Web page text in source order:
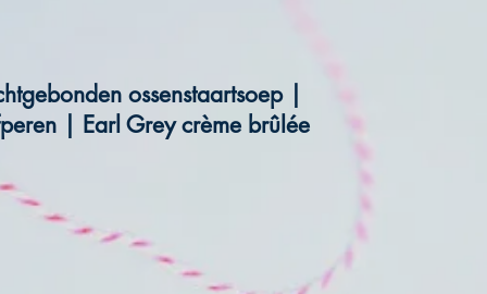
ossenstaartsoep |
| Earl Grey crème brûlée